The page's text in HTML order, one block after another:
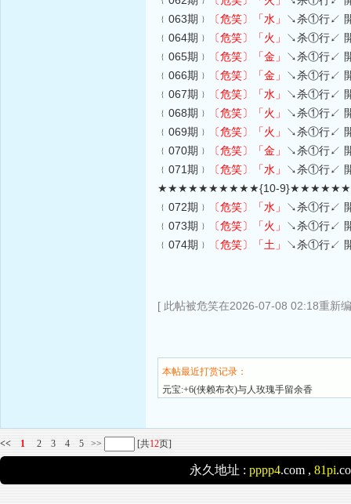
﹛063期﹜
〔危笑〕 「水」
↘杀①行↙ 開
﹛064期﹜
〔危笑〕 「火」
↘杀①行↙ 開
﹛065期﹜
〔危笑〕 「金」
↘杀①行↙ 開
﹛066期﹜
〔危笑〕 「金」
↘杀①行↙ 開
﹛067期﹜
〔危笑〕 「水」
↘杀①行↙ 開
﹛068期﹜
〔危笑〕 「火」
↘杀①行↙ 開
﹛069期﹜
〔危笑〕 「火」
↘杀①行↙ 開
﹛070期﹜
〔危笑〕 「金」
↘杀①行↙
﹛071期﹜
〔危笑〕 「水」
↘杀①行↙ 開
★★★★★★★★★★{10-
﹛072期﹜
〔危笑〕 「水」
↘杀①行↙
﹛073期﹜
〔危笑〕 「火」
↘杀①行↙ 開
﹛074期﹜
〔危笑〕 「土」 ↘杀①行↙ 開
[ 此帖被危笑在2026-07-08 02:18重新
本帖最近打赏记录：
元宝:+6(侠赖布衣)与人玫瑰手留余香
<< 1 2 3 4 5 >> [共12页]
永久地址 : pppp4.com , 81pi